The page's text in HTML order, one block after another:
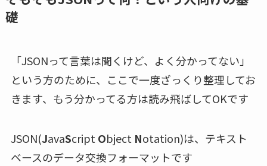
礎
「JSONって言葉は聞くけど、よく分かってない」
という方のために、ここで一度ざっくり整理してお
きます、もう分かってる方は読み飛ばしてOKです
JSON(JavaScriptObject Notation)は、テキスト
ベースのデータ交換フォーマットです